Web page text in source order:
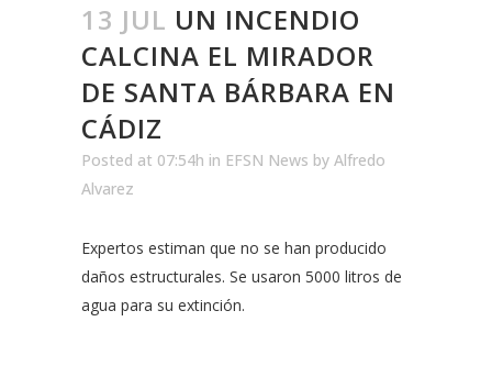
13 JUL UN INCENDIO
CALCINA EL MIRADOR
DE SANTA BÁRBARA EN
CÁDIZ
Posted at 07:54h in EFSN News by Alfredo
Alvarez
Expertos estiman que no se han producido
daños estructurales. Se usaron 5000 litros de
agua para su extinción.